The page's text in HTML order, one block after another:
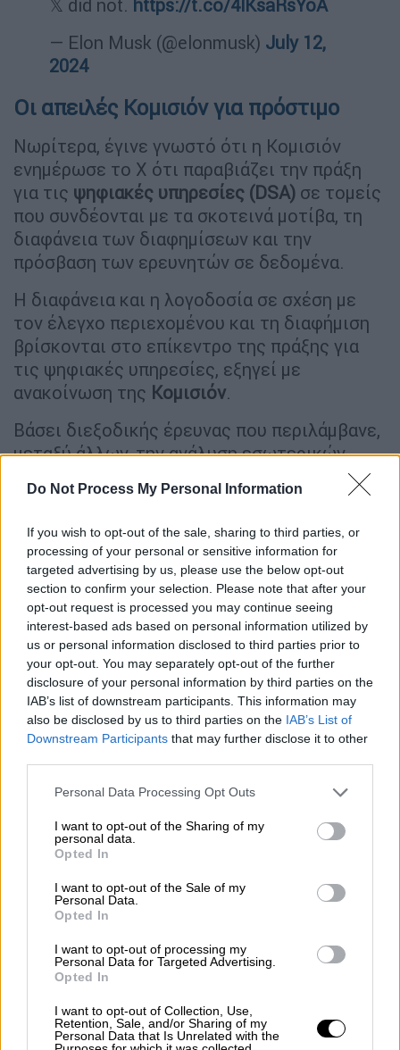
Do Not Process My Personal Information
If you wish to opt-out of the sale, sharing to third parties, or
processing of your personal or sensitive information for
targeted advertising by us, please use the below opt-out
section to confirm your selection. Please note that after your
opt-out request is processed you may continue seeing
interest-based ads based on personal information utilized by
us or personal information disclosed to third parties prior to
your opt-out. You may separately opt-out of the further
disclosure of your personal information by third parties on the
IAB’s list of downstream participants. This information may
also be disclosed by us to third parties on the IAB’s List of
Downstream Participants that may further disclose it to other
Please note that this website/app uses one or more Google
not limited to your visit or usage behaviour. You may click to
grant or deny consent to Google and its third-party tags to
use your data for below specified purposes in below Google
consent section.
Personal Data Processing Opt Outs
I want to opt-out of the Sharing of my
personal data.
Opted In
I want to opt-out of the Sale of my
Personal Data.
Opted In
I want to opt-out of processing my
Personal Data for Targeted Advertising.
Opted In
I want to opt-out of Collection, Use,
Retention, Sale, and/or Sharing of my
Personal Data that Is Unrelated with the
𝕏 did not. https://t.co/4lKsaRsYoA
— Elon Musk (@elonmusk) July 12,
2024
Οι απειλές Κομισιόν για πρόστιμο
Νωρίτερα, έγινε γνωστό ότι η Κομισιόν
ενημέρωσε το Χ ότι παραβιάζει την πράξη
για τις ψηφιακές υπηρεσίες (DSA) σε τομείς
που συνδέονται με τα σκοτεινά μοτίβα, τη
διαφάνεια των διαφημίσεων και την
πρόσβαση των ερευνητών σε δεδομένα.
Η διαφάνεια και η λογοδοσία σε σχέση με
τον έλεγχο περιεχομένου και τη διαφήμιση
βρίσκονται στο επίκεντρο της πράξης για
τις ψηφιακές υπηρεσίες, εξηγεί με
ανακοίνωση της Κομισιόν.
Βάσει διεξοδικής έρευνας που περιλάμβανε,
μεταξύ άλλων, την ανάλυση εσωτερικών
εμπειρογνώμονες, καθώς και συνεργασία με
εθνικούς συντονιστές ψηφιακών υπηρεσιών,
η Κομισιόν εξέδωσε προκαταρκτικά
πορίσματα μη συμμόρφωσης σχετικά με
τρεις αιτιάσεις:
Πρώτον, το X σχεδιάζει και λειτουργεί
τη διεπαφή του για τους
«επαληθευμένους λογαριασμούς» με το
«Γαλάζιο σήμα ελέγχου» κατά τρόπο που
δεν αντιστοιχεί στην πρακτική του
κλάδου και εξαπατάει τους χρήστες.
Δεδομένου ότι οποιοσδήποτε μπορεί να
εγγραφεί για να αποκτήσει ένα τέτοιο
αρνητικά την ικανότητα των χρηστών να
λαμβάνουν ελεύθερες και
τεκμηριωμένες αποφάσεις σχετικά με
τη γνησιότητα των λογαριασμών και το
αλληλεπιδρούν. Υπάρχουν ενδείξεις για
υποκινούμενους κακόβουλους
παράγοντες που καταχρώνται τον
«επαληθευμένο λογαριασμό» για να